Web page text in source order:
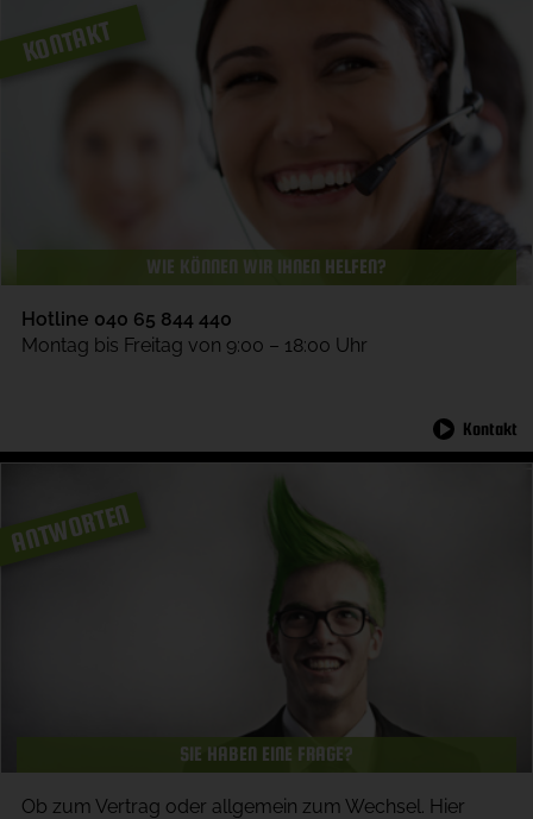
WIE KÖNNEN WIR IHNEN HELFEN?
KONTAKT
Hotline 040 65 844 440
Montag bis Freitag von 9:00 – 18:00 Uhr
Kontakt
SIE HABEN EINE FRAGE?
ANTWORTEN
Ob zum Vertrag oder allgemein zum Wechsel. Hier